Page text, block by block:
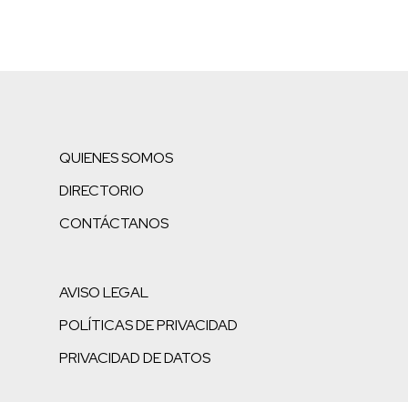
QUIENES SOMOS
DIRECTORIO
CONTÁCTANOS
AVISO LEGAL
POLÍTICAS DE PRIVACIDAD
PRIVACIDAD DE DATOS